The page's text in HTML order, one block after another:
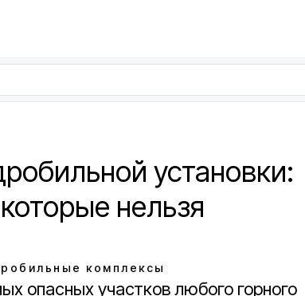
установки:
нельзя
комплексы
опасных участков любого горного